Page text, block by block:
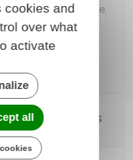
ou refuse la demande.
à l'établissement
la 3
également
possible après
" ?
cookies and
over what
activate
all